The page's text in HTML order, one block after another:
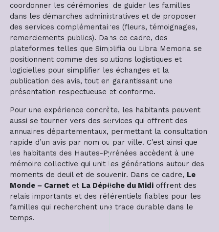
coordonner les cérémonies, de guider les familles
dans les démarches administratives et de proposer
des services complémentaires (fleurs, témoignages,
remerciements publics). Dans ce cadre, des
plateformes telles que Simplifia ou Libra Memoria se
positionnent comme des solutions logistiques et
logicielles pour simplifier les échanges et la
publication des avis, tout en garantissant une
présentation respectueuse et conforme.
Pour une expérience concrète, les habitants peuvent
aussi se tourner vers des services qui offrent des
annuaires départementaux, permettant la consultation
rapide d’un avis par nom ou par ville. C’est ainsi que
les habitants des Hautes-Pyrénées accèdent à une
mémoire collective qui unit les générations autour des
moments de deuil et de souvenir. Dans ce cadre, Le
Monde – Carnet et La Dépêche du Midi offrent des
relais importants et des référentiels fiables pour les
familles qui recherchent une trace durable dans le
temps.